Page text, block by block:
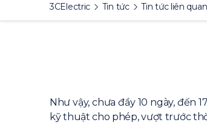
3CElectric Tin tức Tin tức liên quan
Như vậy, chưa đầy 10 ngày, đến
kỹ thuật cho phép, vượt trước